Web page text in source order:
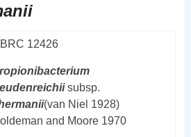
12426
subsp.
(van Niel 1928)
and Moore 1970